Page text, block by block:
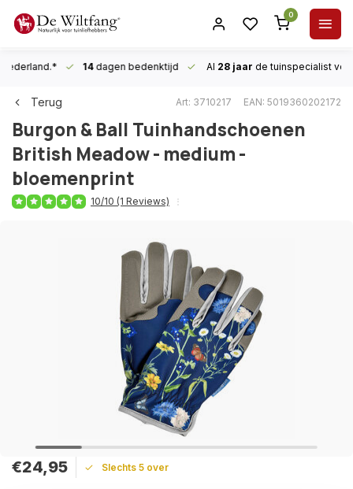
0
14dagen bedenktijd Al 28 jaar de tuinspecialist
Terug Art: 3710217 EAN: 5019360202172
Burgon & Ball Tuinhandschoenen
British Meadow - medium -
bloemenprint
10/10 (1 Reviews)
€24,95 Slechts 5 over